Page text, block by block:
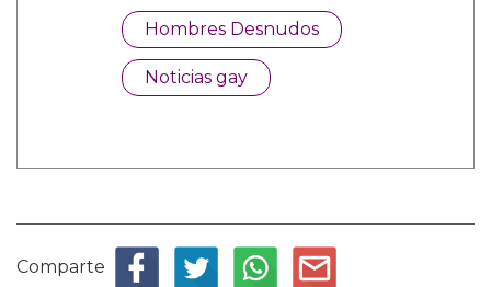
Hombres Desnudos
Noticias gay
Comparte